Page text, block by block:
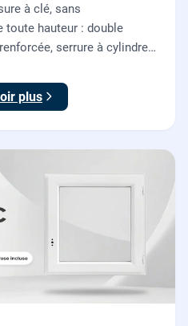
à clé, sans
toute hauteur : double
serrure à cylindre
plus